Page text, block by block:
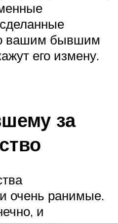
вашим бывшим
его измену.
за
очень ранимые.
и